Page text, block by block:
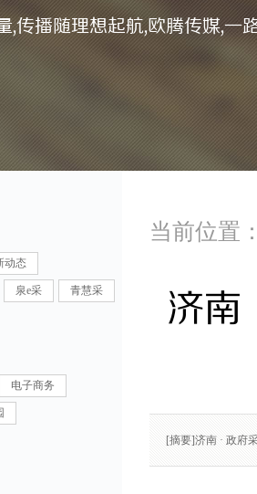
,传播随理想起航,欧腾传媒,一
动态
泉e采 青慧采
电子商务
济
[摘要]济南 · 政府